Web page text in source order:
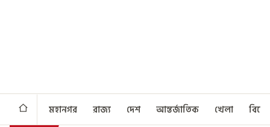
মহানগর রাজ্য দেশ আন্তর্জাতিক খেলা